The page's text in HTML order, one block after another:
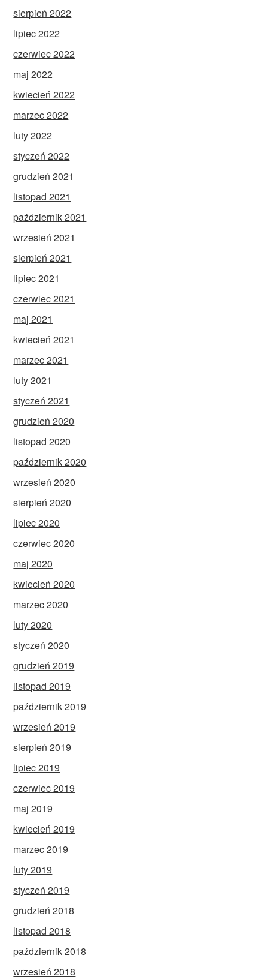
sierpień 2022
lipiec 2022
czerwiec 2022
maj 2022
kwiecień 2022
marzec 2022
luty 2022
styczeń 2022
grudzień 2021
listopad 2021
październik 2021
wrzesień 2021
sierpień 2021
lipiec 2021
czerwiec 2021
maj 2021
kwiecień 2021
marzec 2021
luty 2021
styczeń 2021
grudzień 2020
listopad 2020
październik 2020
wrzesień 2020
sierpień 2020
lipiec 2020
czerwiec 2020
maj 2020
kwiecień 2020
marzec 2020
luty 2020
styczeń 2020
grudzień 2019
listopad 2019
październik 2019
wrzesień 2019
sierpień 2019
lipiec 2019
czerwiec 2019
maj 2019
kwiecień 2019
marzec 2019
luty 2019
styczeń 2019
grudzień 2018
listopad 2018
październik 2018
wrzesień 2018